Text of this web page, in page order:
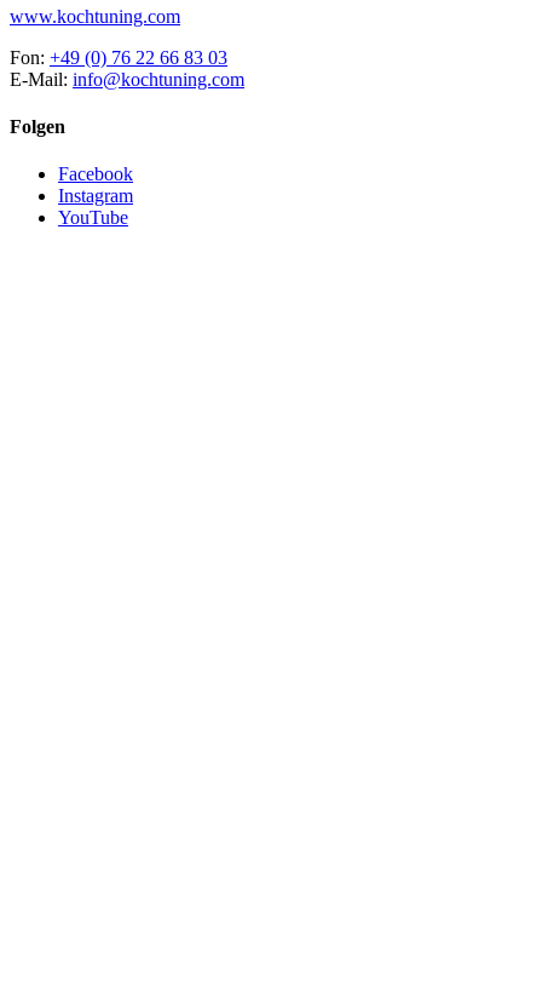
www.kochtuning.com
Fon: +49 (0) 76 22 66 83 03
E-Mail: info@kochtuning.com
Folgen
Facebook
Instagram
YouTube